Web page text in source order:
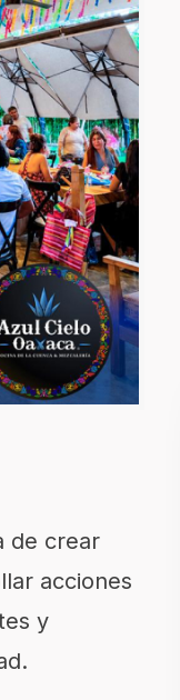
de crear
acciones
y